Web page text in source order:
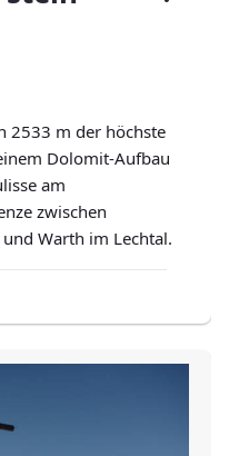
2533 m der höchste
Dolomit-Aufbau
am
zwischen
Warth im Lechtal.